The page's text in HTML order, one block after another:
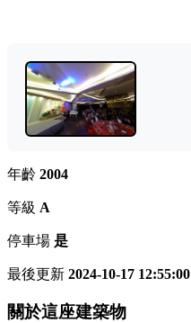
年齡 2004
等級 A
停車場 是
最後更新 2024-10-17 12:55:00
關於這座建築物